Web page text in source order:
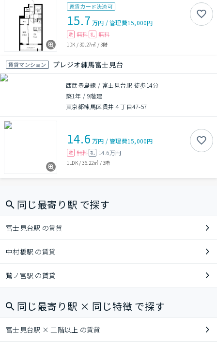
家賃カード決済可
15.7 万円 /管理費15,000円
敷 無料 礼 無料
1DK /30.27㎡ /3階
賃貸マンション プレジオ練馬富士見台
西武豊島線 / 富士見台駅 徒歩14分
築1年 / 9階建
東京都練馬区貫井４丁目47-57
14.6 万円 /管理費15,000円
敷 無料 礼 14.6万円
1LDK/36.22㎡ /3階
同じ最寄り駅 で探す
富士見台駅 の賃貸
中村橋駅 の賃貸
鷺ノ宮駅 の賃貸
同じ最寄り駅 × 同じ特徴 で探す
富士見台駅 × 二階以上 の賃貸